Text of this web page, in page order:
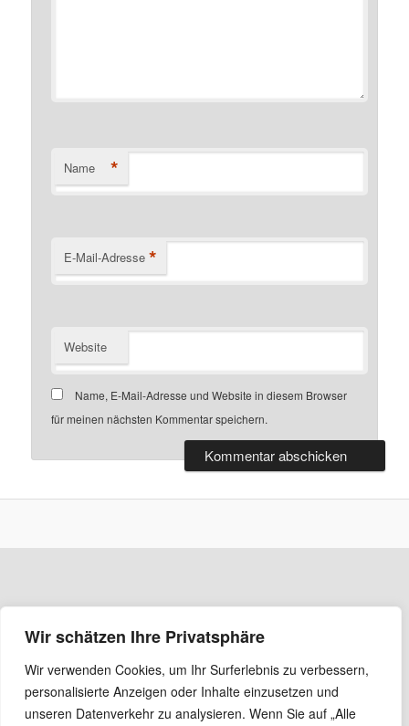
Wir schätzen Ihre Privatsphäre
Wir verwenden Cookies, um Ihr Surferlebnis zu verbessern,
personalisierte Anzeigen oder Inhalte einzusetzen und
unseren Datenverkehr zu analysieren. Wenn Sie auf „Alle
Name *
E-Mail-Adresse *
Website
Name, E-Mail-Adresse und Website in diesem Browser
für meinen nächsten Kommentar speichern.